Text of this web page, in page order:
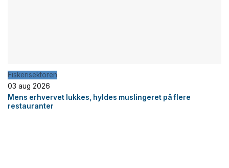
Fiskerisektoren
03 aug 2026
Mens erhvervet lukkes, hyldes muslingeret på flere
restauranter